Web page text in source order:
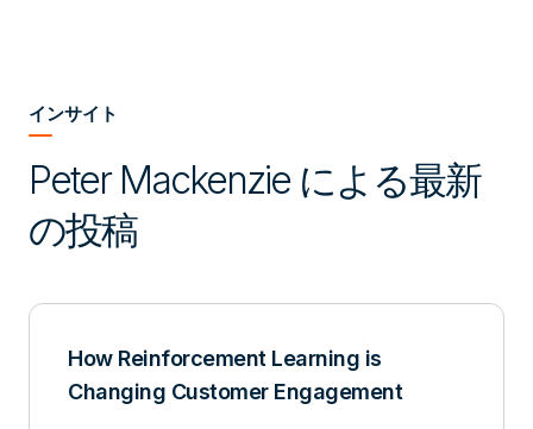
インサイト
Peter Mackenzie による最新
の投稿
How Reinforcement Learning is
Changing Customer Engagement